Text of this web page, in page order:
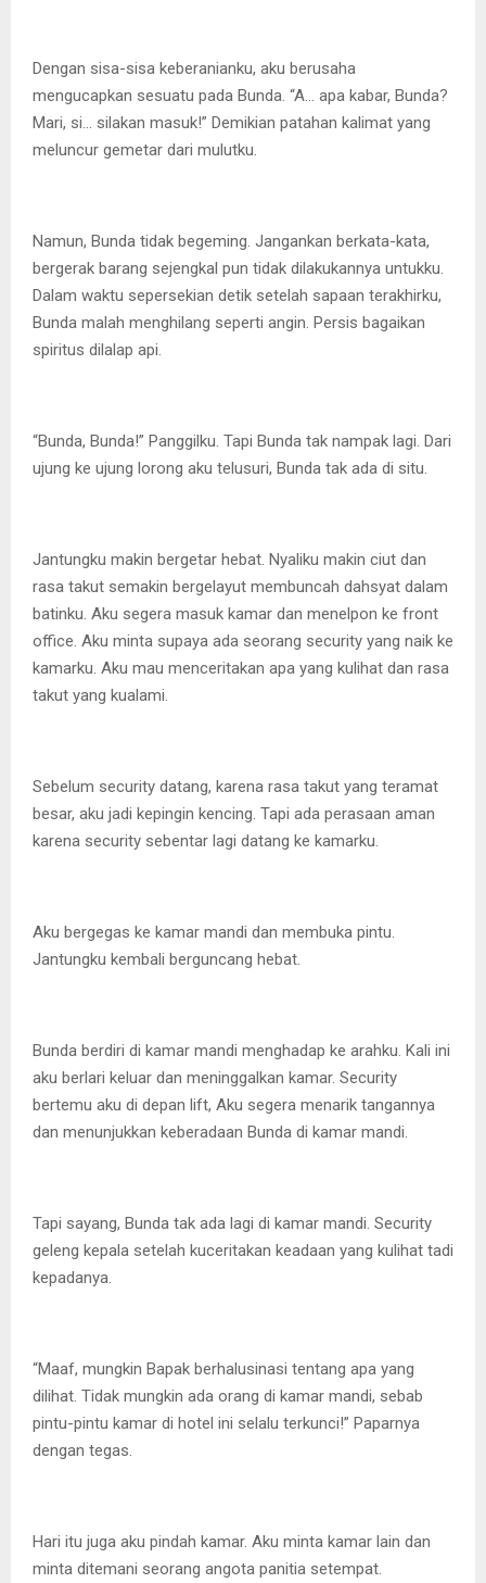
Dengan sisa-sisa keberanianku, aku berusaha
mengucapkan sesuatu pada Bunda. “A… apa kabar, Bunda?
Mari, si… silakan masuk!” Demikian patahan kalimat yang
meluncur gemetar dari mulutku.
Namun, Bunda tidak begeming. Jangankan berkata-kata,
bergerak barang sejengkal pun tidak dilakukannya untukku.
Dalam waktu sepersekian detik setelah sapaan terakhirku,
Bunda malah menghilang seperti angin. Persis bagaikan
spiritus dilalap api.
“Bunda, Bunda!” Panggilku. Tapi Bunda tak nampak lagi. Dari
ujung ke ujung lorong aku telusuri, Bunda tak ada di situ.
Jantungku makin bergetar hebat. Nyaliku makin ciut dan
rasa takut semakin bergelayut membuncah dahsyat dalam
batinku. Aku segera masuk kamar dan menelpon ke front
office. Aku minta supaya ada seorang security yang naik ke
kamarku. Aku mau menceritakan apa yang kulihat dan rasa
takut yang kualami.
Sebelum security datang, karena rasa takut yang teramat
besar, aku jadi kepingin kencing. Tapi ada perasaan aman
karena security sebentar lagi datang ke kamarku.
Aku bergegas ke kamar mandi dan membuka pintu.
Jantungku kembali berguncang hebat.
Bunda berdiri di kamar mandi menghadap ke arahku. Kali ini
aku berlari keluar dan meninggalkan kamar. Security
bertemu aku di depan lift, Aku segera menarik tangannya
dan menunjukkan keberadaan Bunda di kamar mandi.
Tapi sayang, Bunda tak ada lagi di kamar mandi. Security
geleng kepala setelah kuceritakan keadaan yang kulihat tadi
kepadanya.
“Maaf, mungkin Bapak berhalusinasi tentang apa yang
dilihat. Tidak mungkin ada orang di kamar mandi, sebab
pintu-pintu kamar di hotel ini selalu terkunci!” Paparnya
dengan tegas.
Hari itu juga aku pindah kamar. Aku minta kamar lain dan
minta ditemani seorang angota panitia setempat.